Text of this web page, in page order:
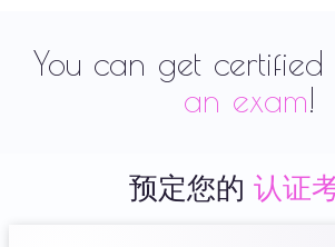
You can get certified
an exam!
预定您的 认证